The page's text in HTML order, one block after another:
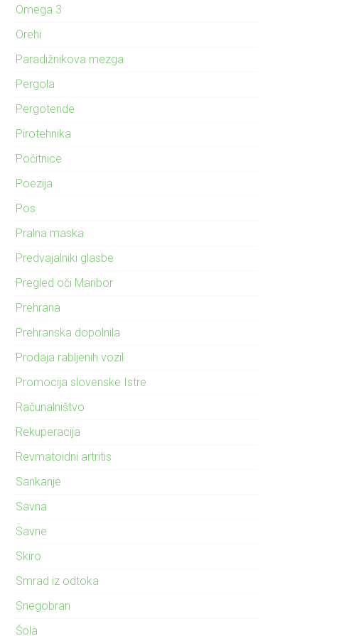
Omega 3
Orehi
Paradižnikova mezga
Pergola
Pergotende
Pirotehnika
Počitnice
Poezija
Pos
Pralna maska
Predvajalniki glasbe
Pregled oči Maribor
Prehrana
Prehranska dopolnila
Prodaja rabljenih vozil
Promocija slovenske Istre
Računalništvo
Rekuperacija
Revmatoidni artritis
Sankanje
Savna
Savne
Skiro
Smrad iz odtoka
Snegobran
Šola